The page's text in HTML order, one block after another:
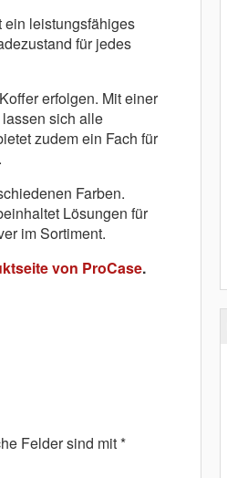
ein leistungsfähiges
für jedes
erfolgen. Mit einer
sich alle
zudem ein Fach für
Farben.
Lösungen für
im Sortiment.
von ProCase.
Felder sind mit*